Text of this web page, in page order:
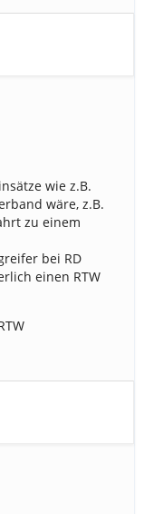
wie z.B.
wäre, z.B.
zu einem
bei RD
einen RTW